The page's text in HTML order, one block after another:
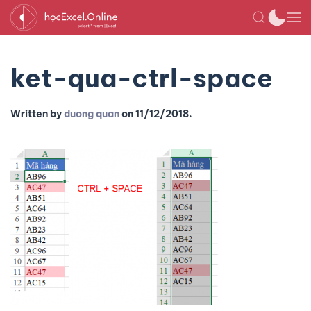
ket-qua-ctrl-space
Written byduong quanon11/12/2018.